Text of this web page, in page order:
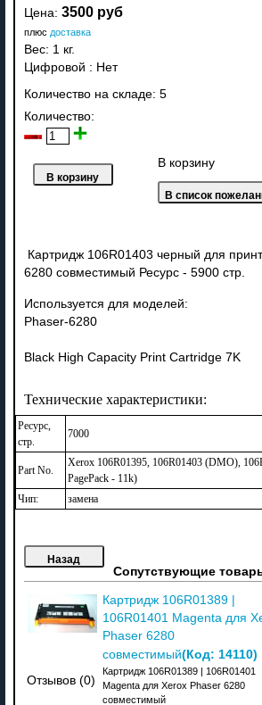
Цена: 3500 руб
плюс доставка
Вес: 1 кг.
Цифровой : Нет
Количество на складе: 5
Количество:
В корзину
Картридж 106R01403 черный для
6280 совместимый Ресурс - 5900 стр.
Используется для моделей:
Phaser-6280
Black High Capacity Print Cartridge 7K
Технические характеристики:
Ресурс,
стр.
7000
Part No.
Xerox 106R01395, 106R01403 (DMO),
PagePack - 11k)
Чип:
замена
Сопутствующие
Отзывов (0)
Картридж 106R01389 |
106R01401 Magenta для
Phaser 6280
совместимый(Код: 14110)
Картридж 106R01389 | 106R01401
Magenta для Xerox Phaser 6280
совместимый